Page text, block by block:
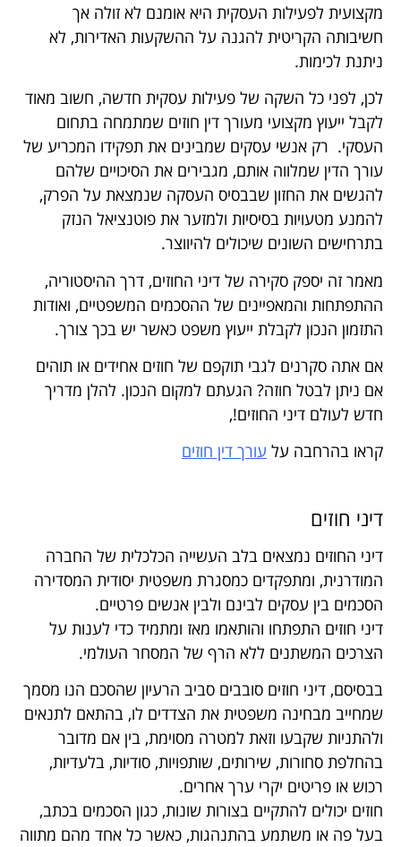
מקצועית לפעילות העסקית היא אומנם לא זולה אך
חשיבותה הקריטית להגנה על ההשקעות האדירות, לא
ניתנת לכימות.
לכן, לפני כל השקה של פעילות עסקית חדשה, חשוב מאוד
לקבל ייעוץ מקצועי מעורך דין חוזים שמתמחה בתחום
העסקי. רק אנשי עסקים שמבינים את תפקידו המכריע של
עורך הדין שמלווה אותם, מגבירים את הסיכויים שלהם
להגשים את החזון שבבסיס העסקה שנמצאת על הפרק,
להמנע מטעויות בסיסיות ולמזער את פוטנציאל הנזק
בתרחישים השונים שיכולים להיווצר.
מאמר זה יספק סקירה של דיני החוזים, דרך ההיסטוריה,
ההתפתחות והמאפיינים של ההסכמים המשפטיים, ואודות
התזמון הנכון לקבלת ייעוץ משפט כאשר יש בכך צורך.
אם אתה סקרנים לגבי תוקפם של חוזים אחידים או תוהים
אם ניתן לבטל חוזה? הגעתם למקום הנכון. להלן מדריך
חדש לעולם דיני החוזים!,
קראו בהרחבה על עורך דין חוזים
דיני חוזים
דיני החוזים נמצאים בלב העשייה הכלכלית של החברה
המודרנית, ומתפקדים כמסגרת משפטית יסודית המסדירה
הסכמים בין עסקים לבינם ולבין אנשים פרטיים.
דיני חוזים התפתחו והותאמו מאז ומתמיד כדי לענות על
הצרכים המשתנים ללא הרף של המסחר העולמי.
בבסיסם, דיני חוזים סובבים סביב הרעיון שהסכם הנו מסמך
שמחייב מבחינה משפטית את הצדדים לו, בהתאם לתנאים
ולהתניות שקבעו וזאת למטרה מסוימת, בין אם מדובר
בהחלפת סחורות, שירותים, שותפויות, סודיות, בלעדיות,
רכוש או פריטים יקרי ערך אחרים.
חוזים יכולים להתקיים בצורות שונות, כגון הסכמים בכתב,
בעל פה או משתמע בהתנהגות, כאשר כל אחד מהם מתווה